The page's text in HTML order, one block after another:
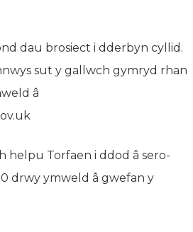
dau brosiect i dderbyn cyllid.
sut y gallwch gymryd rhan
â
helpu Torfaen i ddod â sero-
drwy ymweld â gwefan y